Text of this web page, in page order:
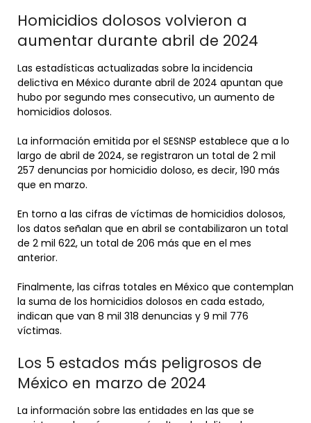
Homicidios dolosos volvieron a
aumentar durante abril de 2024
Las estadísticas actualizadas sobre la incidencia
delictiva en México durante abril de 2024 apuntan que
hubo por segundo mes consecutivo, un aumento de
homicidios dolosos.
La información emitida por el SESNSP establece que a lo
largo de abril de 2024, se registraron un total de 2 mil
257 denuncias por homicidio doloso, es decir, 190 más
que en marzo.
En torno a las cifras de víctimas de homicidios dolosos,
los datos señalan que en abril se contabilizaron un total
de 2 mil 622, un total de 206 más que en el mes
anterior.
Finalmente, las cifras totales en México que contemplan
la suma de los homicidios dolosos en cada estado,
indican que van 8 mil 318 denuncias y 9 mil 776
víctimas.
Los 5 estados más peligrosos de
México en marzo de 2024
La información sobre las entidades en las que se